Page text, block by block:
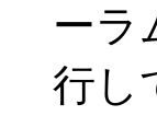
ーラ
行し